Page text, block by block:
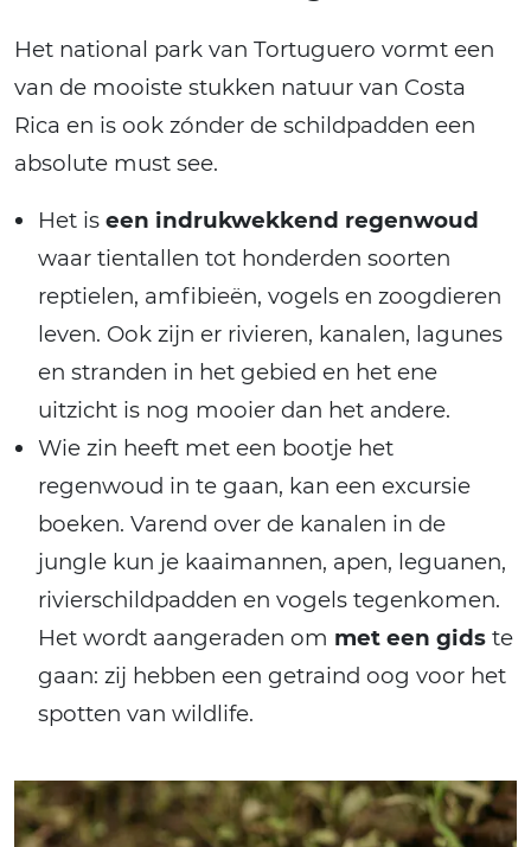
Het national park van Tortuguero vormt een
van de mooiste stukken natuur van Costa
Rica en is ook zónder de schildpadden een
absolute must see.
Het is een indrukwekkend regenwoud
waar tientallen tot honderden soorten
reptielen, amfibieën, vogels en zoogdieren
leven. Ook zijn er rivieren, kanalen, lagunes
en stranden in het gebied en het ene
uitzicht is nog mooier dan het andere.
Wie zin heeft met een bootje het
regenwoud in te gaan, kan een excursie
boeken. Varend over de kanalen in de
jungle kun je kaaimannen, apen, leguanen,
rivierschildpadden en vogels tegenkomen.
Het wordt aangeraden om met een gids te
gaan: zij hebben een getraind oog voor het
spotten van wildlife.